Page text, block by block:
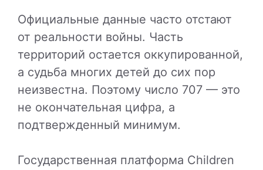
Официальные данные часто отстают
от реальности войны. Часть
территорий остается оккупированной,
а судьба многих детей до сих пор
неизвестна. Поэтому число 707 — это
не окончательная цифра, а
подтвержденный минимум.
Государственная платформа Children